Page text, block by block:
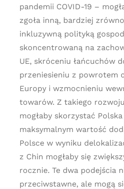
pandemii COVID-19 –
zgoła inną, bardziej
inkluzywną polityką
skoncentrowaną na
UE, skróceniu łańcuchów
przeniesieniu z powrotem
Europy i wzmocnieniu
towarów. Z takiego
mogłaby skorzystać
maksymalnym wartość
Polsce w wyniku
z Chin mogłaby się
rocznie. Te dwa podejścia
przeciwstawne, ale mogą